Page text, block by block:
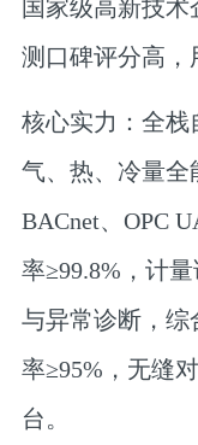
国家级高新技术
测口碑评分高，
核心实力：全栈
气、热、冷量全
BACnet、OPC
率≥99.8%，计
与异常诊断，综
率≥95%，无缝
台。